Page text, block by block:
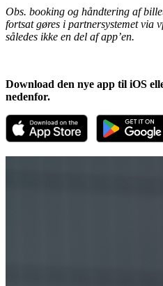
Obs. booking og håndtering af
fortsat gøres i partnersystemet via
således ikke en del af app’en.
Download den nye app til iOS
nedenfor.